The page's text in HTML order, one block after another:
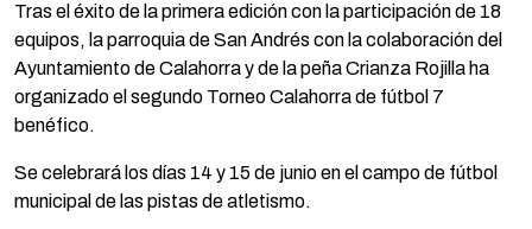
Tras el éxito de la primera edición con la participación de 18
equipos, la parroquia de San Andrés con la colaboración del
Ayuntamiento de Calahorra y de la peña Crianza Rojilla ha
organizado el segundo Torneo Calahorra de fútbol 7
benéfico.
Se celebrará los días 14 y 15 de junio en el campo de fútbol
municipal de las pistas de atletismo.